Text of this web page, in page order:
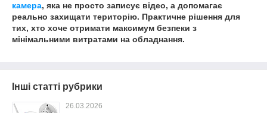
камера, яка не просто записує відео, а допомагає
реально захищати територію. Практичне рішення для
тих, хто хоче отримати максимум безпеки з
мінімальними витратами на обладнання.
Інші статті рубрики
26.03.2026